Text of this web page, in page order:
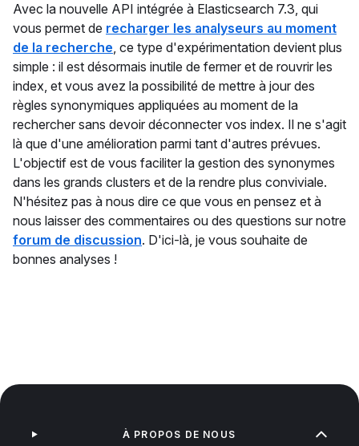
Avec la nouvelle API intégrée à Elasticsearch 7.3, qui
vous permet de recharger les analyseurs au moment
de la recherche, ce type d'expérimentation devient plus
simple : il est désormais inutile de fermer et de rouvrir les
index, et vous avez la possibilité de mettre à jour des
règles synonymiques appliquées au moment de la
rechercher sans devoir déconnecter vos index. Il ne s'agit
là que d'une amélioration parmi tant d'autres prévues.
L'objectif est de vous faciliter la gestion des synonymes
dans les grands clusters et de la rendre plus conviviale.
N'hésitez pas à nous dire ce que vous en pensez et à
nous laisser des commentaires ou des questions sur notre
forum de discussion. D'ici-là, je vous souhaite de
bonnes analyses !
À PROPOS DE NOUS